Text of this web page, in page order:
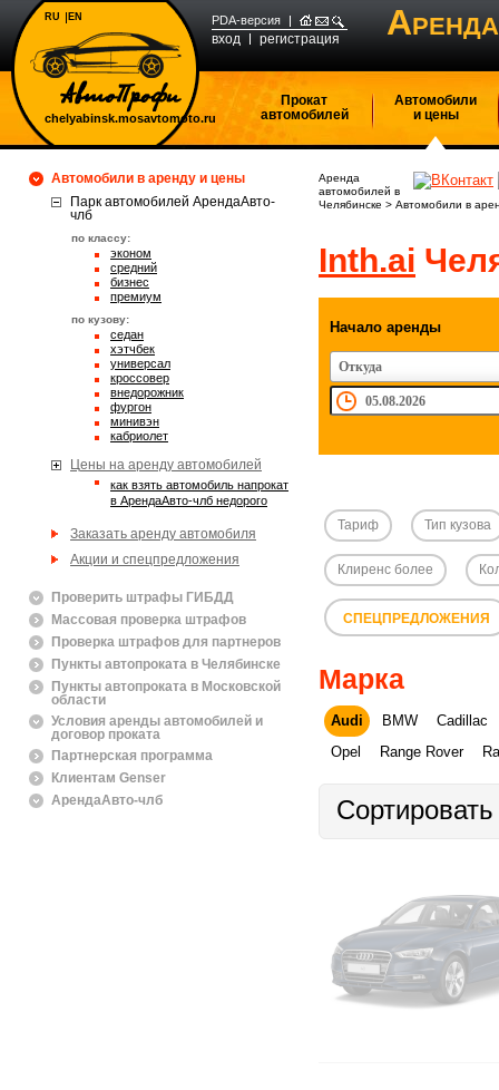
chelyabinsk.mosavtomoto.ru
PDA-версия
вход регистрация А
RU EN
Прокат
автомобилей
Автомобили
и цены
Автомобили в аренду и цены
Парк автомобилей АрендаАвто-
члб
по классу:
эконом
средний
бизнес
премиум
по кузову:
седан
хэтчбек
универсал
кроссовер
внедорожник
фургон
минивэн
кабриолет
Цены на аренду автомобилей
Как взять автомобиль напрокат
в АрендаАвто-члб недорого
Заказать аренду автомобиля
Акции и спецпредложения
Проверить штрафы ГИБДД
Массовая проверка штрафов
Проверка штрафов для партнеров
Пункты автопроката в Челябинске
Пункты автопроката в Московской
области
Условия аренды автомобилей и
договор проката
Партнерская программа
Клиентам Genser
АрендаАвто-члб
Аренда
автомобилей в
Челябинске > Автомобили в
Inth.ai
Начало аренды
Откуда
Тариф Тип кузова
Клиренс более
СПЕЦПРЕДЛОЖЕНИЯ
Марка
Audi BMW
Cadillac
Opel
Range Rover